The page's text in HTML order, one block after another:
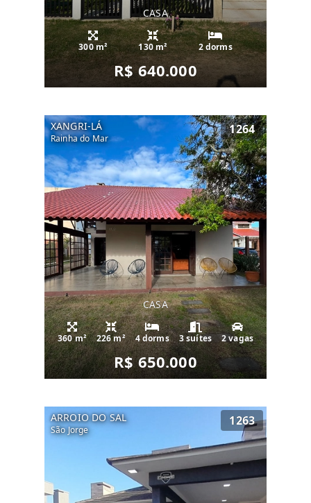
CASA
300 m² 130 m² 2 dorms
R$ 640.000
XANGRI-LÁ
Rainha do Mar
1264
CASA
360 m² 226 m² 4 dorms 3 suítes 2 vagas
R$ 650.000
ARROIO DO SAL
São Jorge
1263